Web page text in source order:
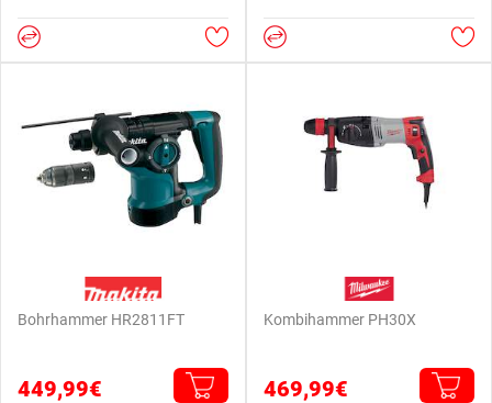
Bohrhammer HR2811FT
449,99€
Kombihammer PH30X
469,99€